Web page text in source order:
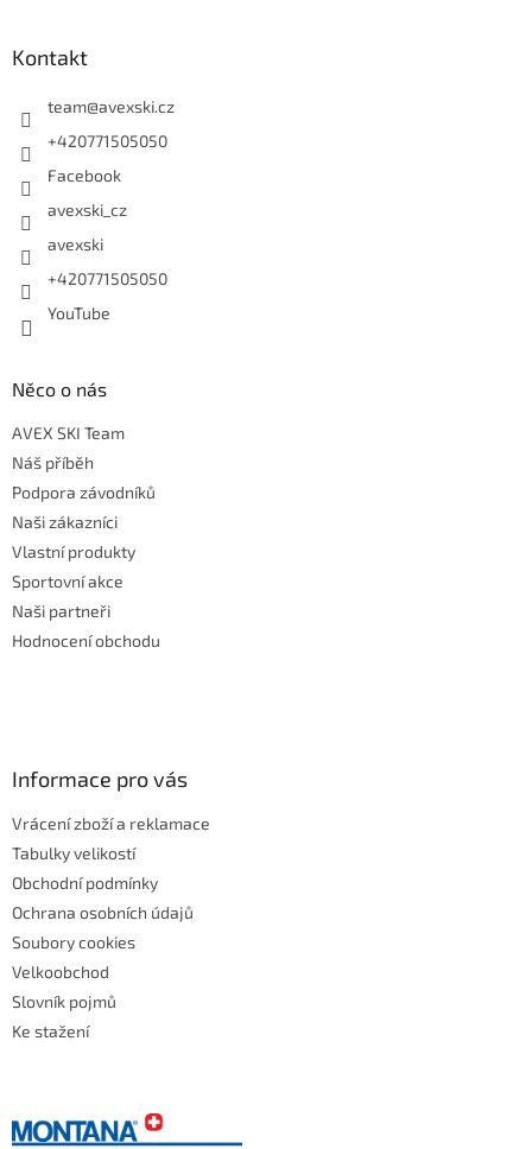
Kontakt
team@avexski.cz
+420771505050
Facebook
avexski_cz
avexski
+420771505050
YouTube
Něco o nás
AVEX SKI Team
Náš příběh
Podpora závodníků
Naši zákazníci
Vlastní produkty
Sportovní akce
Naši partneři
Hodnocení obchodu
Informace pro vás
Vrácení zboží a reklamace
Tabulky velikostí
Obchodní podmínky
Ochrana osobních údajů
Soubory cookies
Velkoobchod
Slovník pojmů
Ke stažení